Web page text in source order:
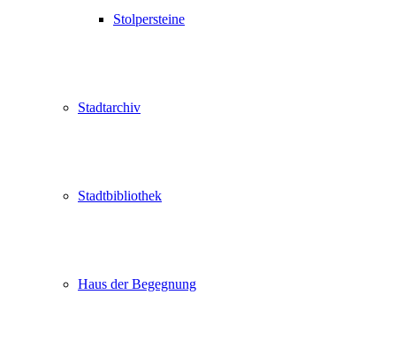
Stolpersteine
Stadtarchiv
Stadtbibliothek
Haus der Begegnung